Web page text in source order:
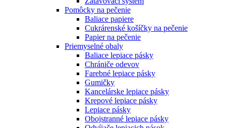
Pomôcky na pečenie
Baliace papiere
Cukrárenské košíčky na pečenie
Papier na pečenie
Priemyselné obaly
Baliace lepiace pásky
Chrániče odevov
Farebné lepiace pásky
Gumičky
Kancelárske lepiace pásky
Krepové lepiace pásky
Lepiace pásky
Obojstranné lepiace pásky